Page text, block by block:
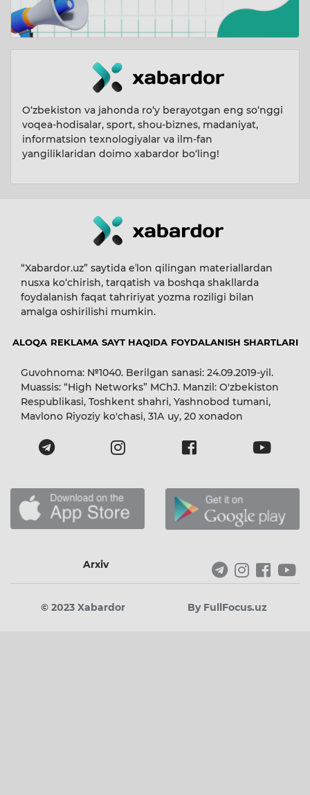
O‘zbekiston va jahonda ro‘y berayotgan eng so‘nggi
voqea-hodisalar, sport, shou-biznes, madaniyat,
informatsion texnologiyalar va ilm-fan
yangiliklaridan doimo xabardor bo‘ling!
“Xabardor.uz” saytida eʼlon qilingan materiallardan
nusxa ko‘chirish, tarqatish va boshqa shakllarda
foydalanish faqat tahririyat yozma roziligi bilan
amalga oshirilishi mumkin.
ALOQA REKLAMA SAYT HAQIDA FOYDALANISH SHARTLARI
Guvohnoma: №1040. Berilgan sanasi: 24.09.2019-yil.
Muassis: “High Networks” MChJ. Manzil: O'zbekiston
Respublikasi, Toshkent shahri, Yashnobod tumani,
Mavlono Riyoziy ko'chasi, 31А uy, 20 xonadon
Arxiv
© 2023 Xabardor By FullFocus.uz